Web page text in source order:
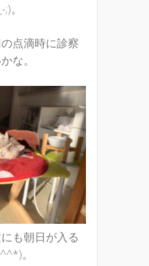
。
点滴時に診察
な。
も朝日が入る
。